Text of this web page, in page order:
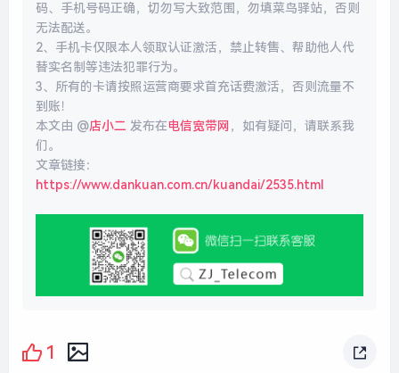
码、手机号码正确，切勿写大致范围，勿填菜鸟驿站，否则
无法配送。
2、手机卡仅限本人领取认证激活，禁止转售、帮助他人代
替实名制等违法犯罪行为。
3、所有的卡请按照运营商要求首充话费激活，否则流量不
到账！
本文由 @店小二 发布在电信宽带网 ，如有疑问，请联系我
们。
文章链接：
https://www.dankuan.com.cn/kuandai/2535.html
1